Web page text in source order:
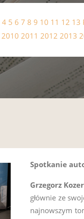
4 5 6 7 8 9 10 11 12 13
2010 2011 2012 2013
Spotkanie
Grzegorz
głównie ze
najnowszym